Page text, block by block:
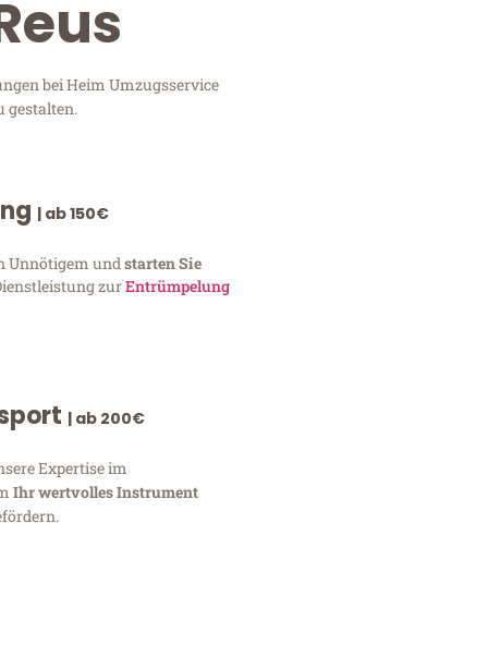
bei Heim Umzugsservice
gestalten.
| ab 150€
Unnötigem undstarten Sie
zurEntrümpelung
| ab 200€
Expertise im
Ihr wertvolles Instrument